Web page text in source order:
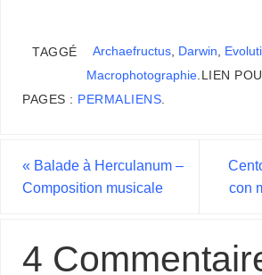
TAGGÉ Archaefructus, Darwin,
Macrophotographie. LIEN
PAGES : PERMALIENS.
« Balade à Herculanum –
Composition musicale
con
4